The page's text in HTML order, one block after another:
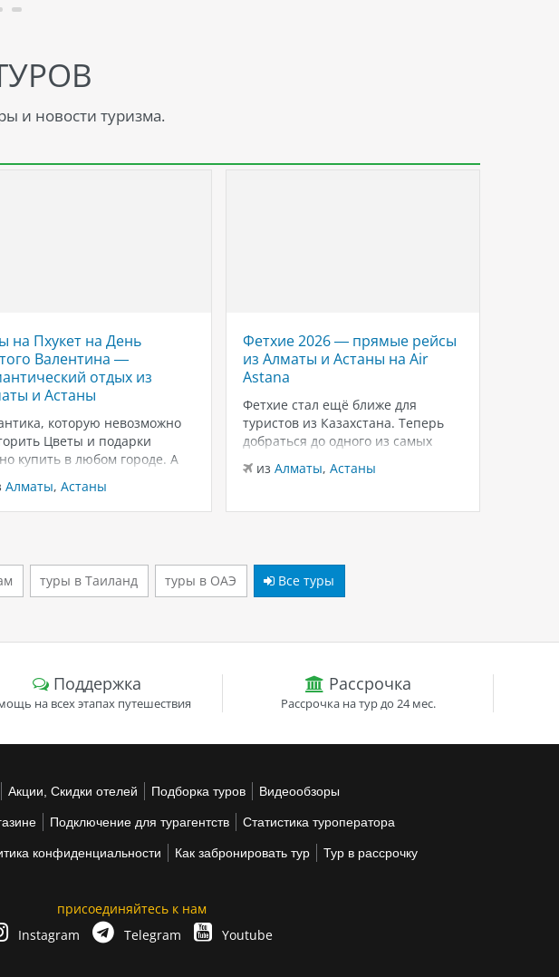
и новости туризма.
на Пхукет на День
Валентина —
отдых из
и Астаны
которую невозможно
Цветы и подарки
купить в любом городе. А
тёплый песок, закаты у
моря и несколько
только для вас двоих — это
которые запоминаются
Алматы,Астаны
Фетхие 2026 — прямые рейсы
из Алматы и Астаны на Air
Astana
Фетхие стал ещё ближе для
туристов из Казахстана. Теперь
добраться до одного из самых
живописных курортов Турции
можно на прямых рейсах в
авиакомпанией Air Astana.
комфорта уже…
из Алматы, Астаны
туры в Таиланд туры в ОАЭ Все туры
Поддержка
на всех этапах путешествия
Рассрочка
Рассрочка на тур до 24 мес.
Акции, Скидки отелей Подборка туров Видеообзоры
Подключение для турагентств Статистика туроператора
конфиденциальности Как забронировать тур Тур в рассрочку
присоединяйтесь к нам
Instagram
Telegram Youtube